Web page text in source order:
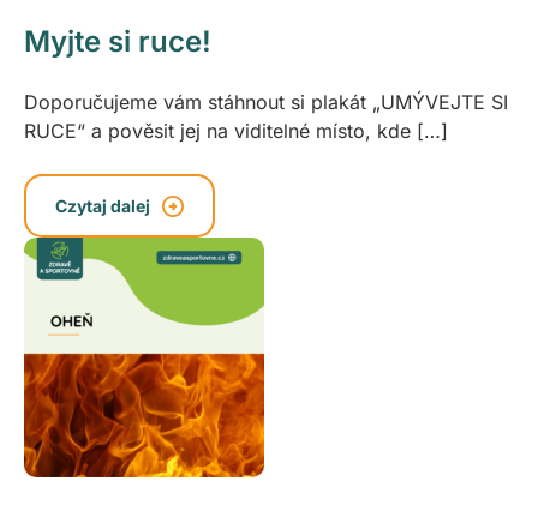
Myjte si ruce!
Doporučujeme vám stáhnout si plakát „UMÝVEJTE SI
RUCE“ a pověsit jej na viditelné místo, kde […]
Czytaj dalej